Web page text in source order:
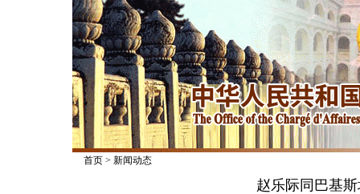
首页> 新闻动态
赵乐际同巴基